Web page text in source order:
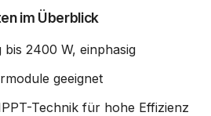
im Überblick
bis 2400 W, einphasig
geeignet
Technik für hohe Effizienz